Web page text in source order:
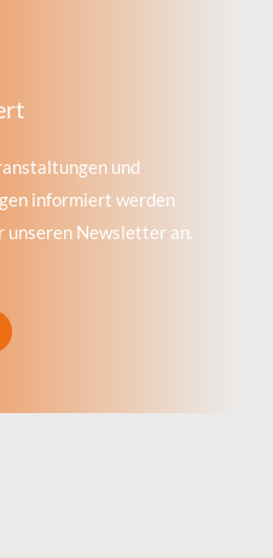
und
informiert werden
unseren Newsletter an.